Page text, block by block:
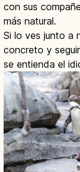
con sus
más natural.
Si lo ves junto a
concreto y
se entienda el